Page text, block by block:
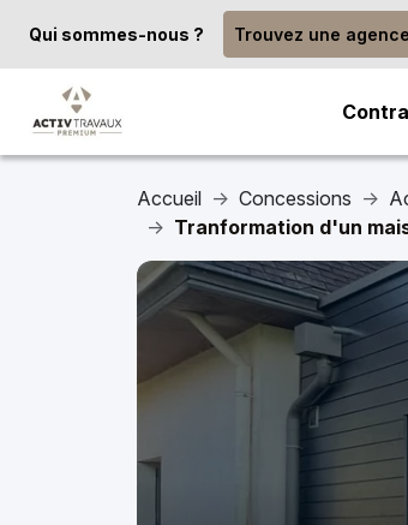
Qui sommes-nous ? Trouvez une agence
Accueil Concessions
Tranformation d'un